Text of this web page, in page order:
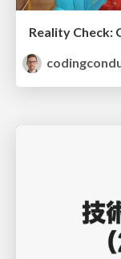
Reality Check: